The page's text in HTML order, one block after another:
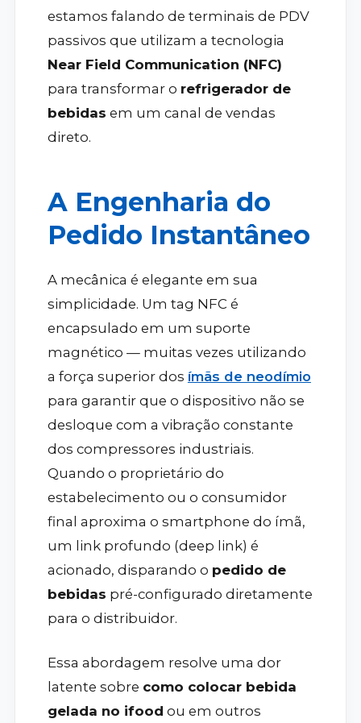
estamos falando de terminais de PDV
passivos que utilizam a tecnologia
Near Field Communication (NFC)
para transformar o refrigerador de
bebidas em um canal de vendas
direto.
A Engenharia do
Pedido Instantâneo
A mecânica é elegante em sua
simplicidade. Um tag NFC é
encapsulado em um suporte
magnético — muitas vezes utilizando
a força superior dos ímãs de neodímio
para garantir que o dispositivo não se
desloque com a vibração constante
dos compressores industriais.
Quando o proprietário do
estabelecimento ou o consumidor
final aproxima o smartphone do ímã,
um link profundo (deep link) é
acionado, disparando o pedido de
bebidas pré-configurado diretamente
para o distribuidor.
Essa abordagem resolve uma dor
latente sobre como colocar bebida
gelada no ifood ou em outros